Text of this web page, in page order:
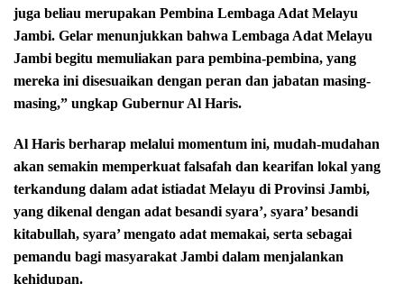
juga beliau merupakan Pembina Lembaga Adat Melayu
Jambi. Gelar menunjukkan bahwa Lembaga Adat Melayu
Jambi begitu memuliakan para pembina-pembina, yang
mereka ini disesuaikan dengan peran dan jabatan masing-
masing,” ungkap Gubernur Al Haris.
Al Haris berharap melalui momentum ini, mudah-mudahan
akan semakin memperkuat falsafah dan kearifan lokal yang
terkandung dalam adat istiadat Melayu di Provinsi Jambi,
yang dikenal dengan adat besandi syara’, syara’ besandi
kitabullah, syara’ mengato adat memakai, serta sebagai
pemandu bagi masyarakat Jambi dalam menjalankan
kehidupan.